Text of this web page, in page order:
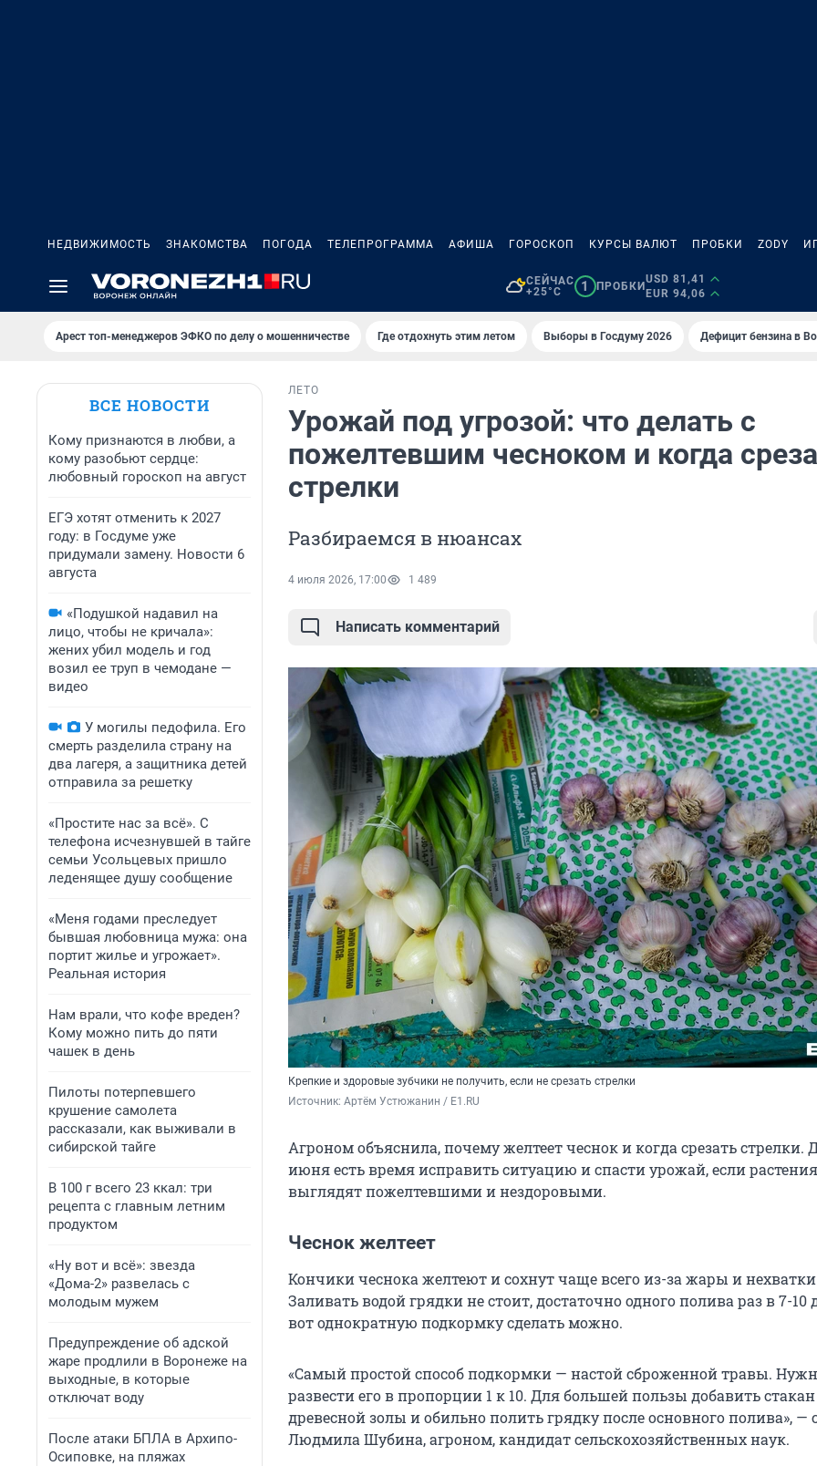
НЕДВИЖИМОСТЬ ЗНАКОМСТВА ПОГОДА ТЕЛЕПРОГРАММА АФИША ГОРОСКОП КУРСЫ ВАЛЮТ ПРОБКИ ZODY
СЕЙЧАС
+25°C
1 ПРОБКИ
USD 81,41
EUR 94,06
Арест топ-менеджеров ЭФКО по делу о мошенничестве Где отдохнуть этим летом Выборы в Госдуму 2026 Дефицит бензина в
ВСЕ НОВОСТИ
Кому признаются в любви, а
кому разобьют сердце:
любовный гороскоп на август
ЕГЭ хотят отменить к 2027
году: в Госдуме уже
придумали замену. Новости 6
августа
«Подушкой надавил на
лицо, чтобы не кричала»:
жених убил модель и год
возил ее труп в чемодане —
видео
У могилы педофила. Его
смерть разделила страну на
два лагеря, а защитника детей
отправила за решетку
«Простите нас за всё». С
телефона исчезнувшей в тайге
семьи Усольцевых пришло
леденящее душу сообщение
«Меня годами преследует
бывшая любовница мужа: она
портит жилье и угрожает».
Реальная история
Нам врали, что кофе вреден?
Кому можно пить до пяти
чашек в день
Пилоты потерпевшего
крушение самолета
рассказали, как выживали в
сибирской тайге
В 100 г всего 23 ккал: три
рецепта с главным летним
продуктом
«Ну вот и всё»: звезда
«Дома-2» развелась с
молодым мужем
Предупреждение об адской
жаре продлили в Воронеже на
выходные, в которые
отключат воду
После атаки БПЛА в Архипо-
Осиповке, на пляжах
ЛЕТО
Урожай под угрозой: что делать с
пожелтевшим чесноком и когда
стрелки
Разбираемся в нюансах
4 июля 2026, 17:00 1 489
Написать комментарий
Крепкие и здоровые зубчики не получить, если не срезать стрелки
Источник: Артём Устюжанин / E1.RU
Агроном объяснила, почему желтеет чеснок и когда срезать стрелки.
июня есть время исправить ситуацию и спасти урожай, если растения
выглядят пожелтевшими и нездоровыми.
Чеснок желтеет
Кончики чеснока желтеют и сохнут чаще всего из-за жары и нехватки
Заливать водой грядки не стоит, достаточно одного полива раз в 7-10
вот однократную подкормку сделать можно.
«Самый простой способ подкормки — настой сброженной травы.
развести его в пропорции 1 к 10. Для большей пользы добавить стакан
древесной золы и обильно полить грядку после основного полива», —
Людмила Шубина, агроном, кандидат сельскохозяйственных наук.